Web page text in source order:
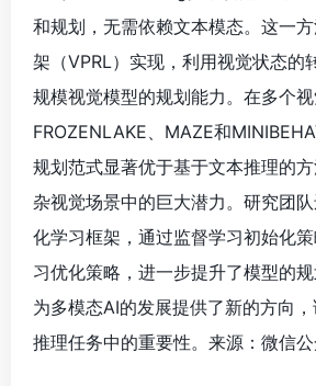
和规划，无需依赖文本模态。这一
架（VPRL）实现，利用视觉状态的
规模视觉模型的规划能力。在多个
FROZENLAKE、MAZE和
规划范式显著优于基于文本推理的
杂视觉场景中的巨大潜力。研究团
化学习框架，通过监督学习初始化
习优化策略，进一步提升了模型的
为多模态AI的发展提供了新的方向
推理任务中的重要性。来源：微信